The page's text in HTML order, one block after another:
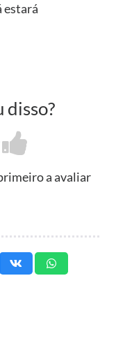
estará
disso?
a avaliar